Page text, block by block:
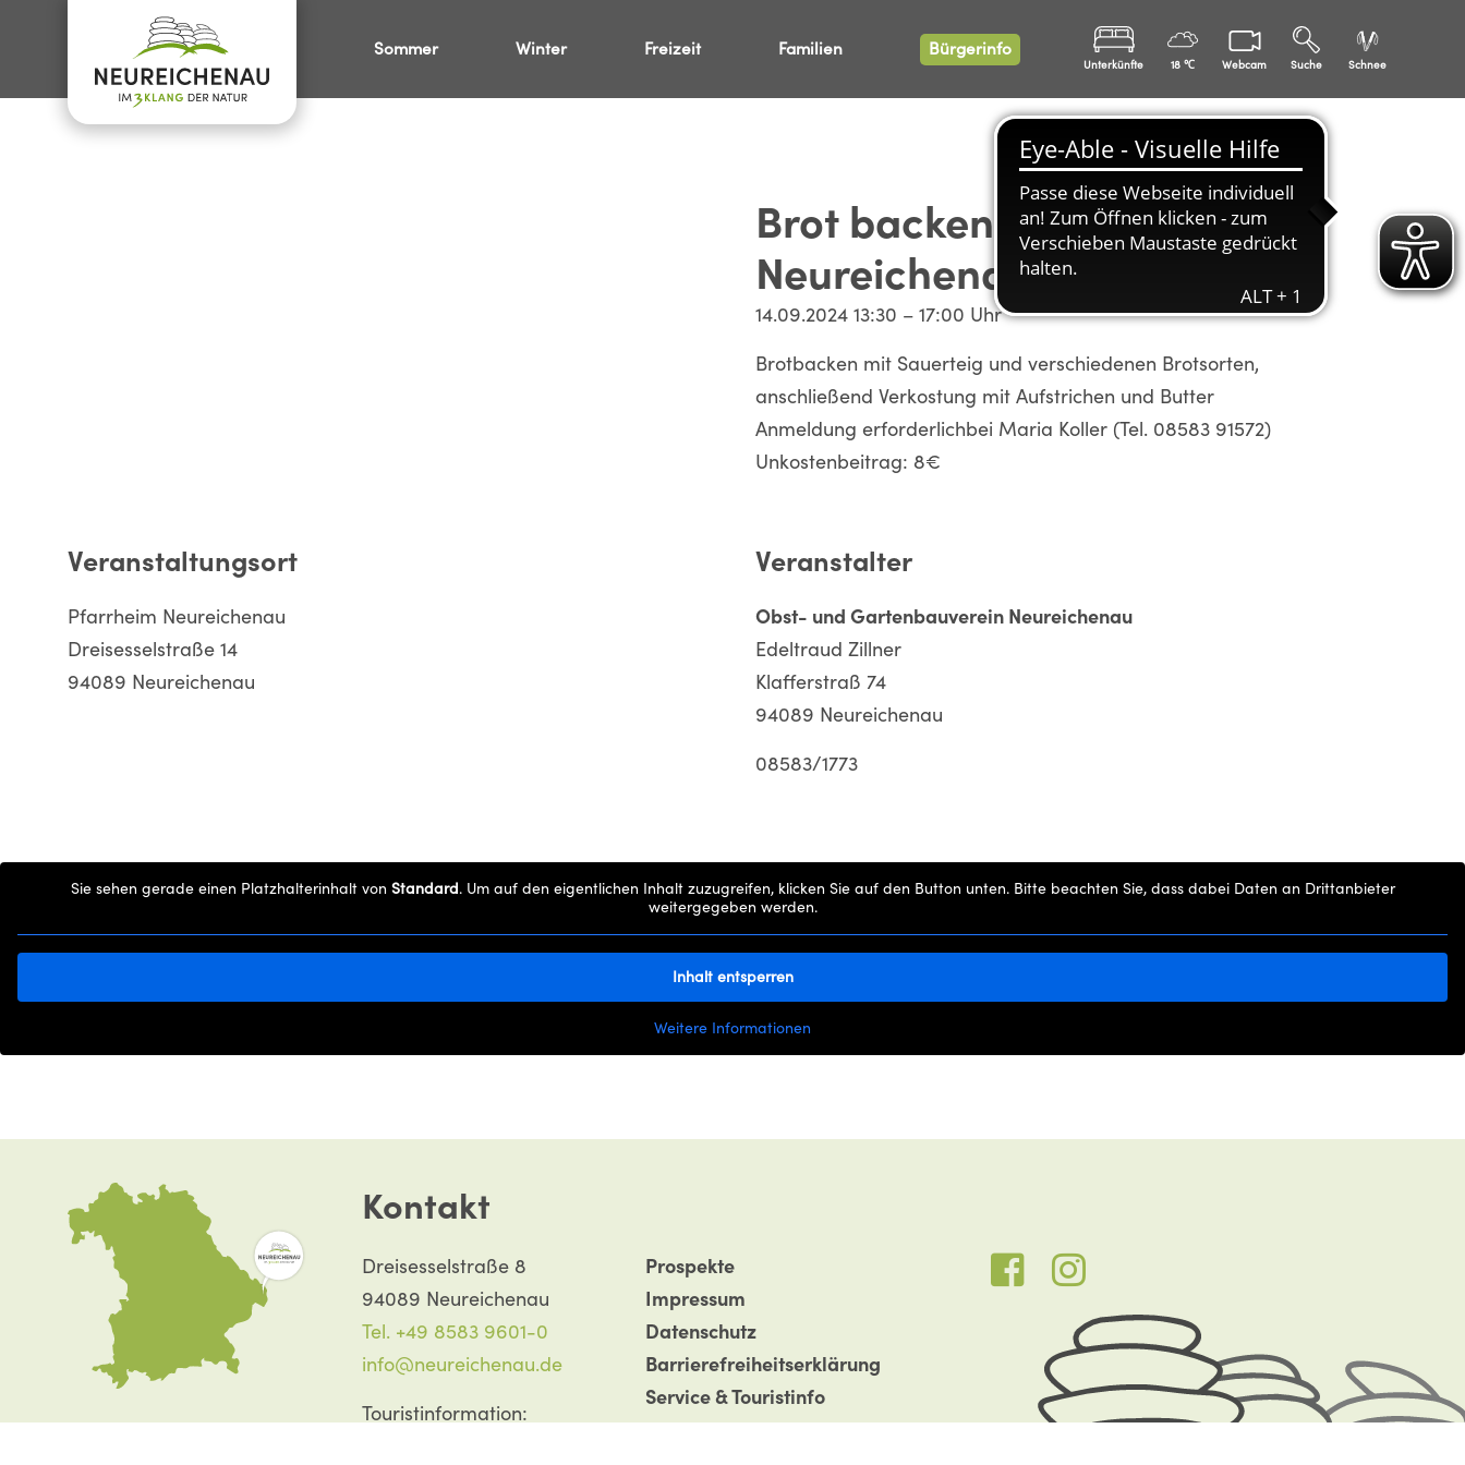
Sommer Winter Freizeit Familien Bürgerinfo
Unterkünfte 18 ℃ Webcam Suche Schnee
Brot backen mit dem OGV
Neureichenau
14.09.2024 13:30 – 17:00 Uhr
Brotbacken mit Sauerteig und verschiedenen Brotsorten,
anschließend Verkostung mit Aufstrichen und Butter
Anmeldung erforderlichbei Maria Koller (Tel. 08583 91572)
Unkostenbeitrag: 8€
Veranstaltungsort
Pfarrheim Neureichenau
Dreisesselstraße 14
94089 Neureichenau
Veranstalter
Obst- und Gartenbauverein Neureichenau
Edeltraud Zillner
Klafferstraß 74
94089 Neureichenau
08583/1773
Sie sehen gerade einen Platzhalterinhalt von Standard. Um auf den eigentlichen Inhalt zuzugreifen, klicken Sie auf den Button unten. Bitte beachten Sie, dass dabei Daten an Drittanbieter
weitergegeben werden.
Inhalt entsperren
Weitere Informationen
Kontakt
Dreisesselstraße 8
94089 Neureichenau
Tel. +49 8583 9601-0
info@neureichenau.de
Touristinformation:
Prospekte
Impressum
Datenschutz­
Barrierefreiheitserklärung
Service & Touristinfo
Unterkünfte